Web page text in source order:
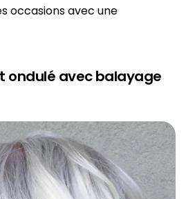
occasions avec une
ondulé avec balayage